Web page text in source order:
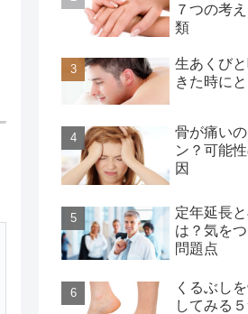
７つの考
類
生あくび
きた時に
骨が痛い
ン？可能
因
定年延長
は？気を
問題点
くるぶし
してみる